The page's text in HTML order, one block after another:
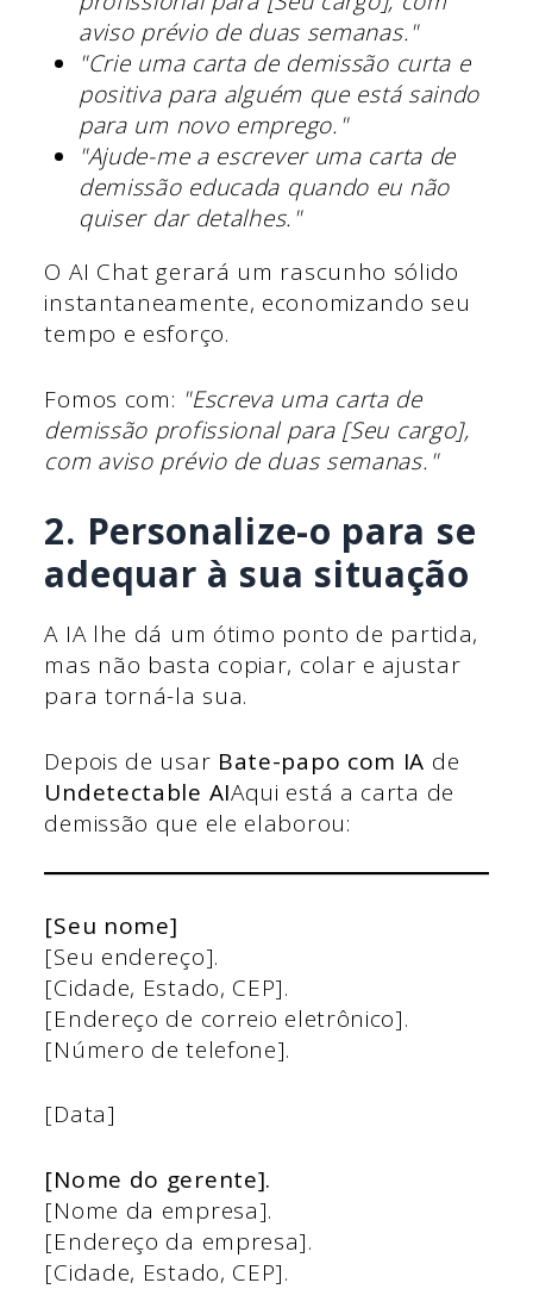
aviso prévio de duas semanas."
"Crie uma carta de demissão curta e
positiva para alguém que está saindo
para um novo emprego."
"Ajude-me a escrever uma carta de
demissão educada quando eu não
quiser dar detalhes."
O AI Chat gerará um rascunho sólido
instantaneamente, economizando seu
tempo e esforço.
Fomos com: "Escreva uma carta de
demissão profissional para [Seu cargo],
com aviso prévio de duas semanas."
2. Personalize-o para se
adequar à sua situação
A IA lhe dá um ótimo ponto de partida,
mas não basta copiar, colar e ajustar
para torná-la sua.
Depois de usar Bate-papo com IA de
Undetectable AIAqui está a carta de
demissão que ele elaborou:
[Seu nome]
[Seu endereço].
[Cidade, Estado, CEP].
[Endereço de correio eletrônico].
[Número de telefone].
[Data]
[Nome do gerente].
[Nome da empresa].
[Endereço da empresa].
[Cidade, Estado, CEP].